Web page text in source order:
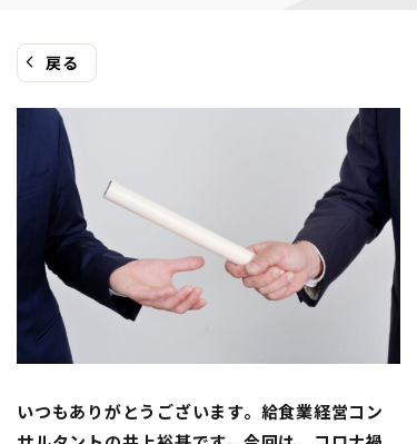
戻る
いつもありがとうございます。給食業経営コン